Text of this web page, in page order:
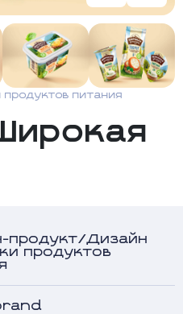
питания
продукт/Дизайн
продуктов